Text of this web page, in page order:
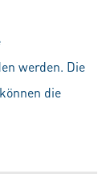
werden. Die
die